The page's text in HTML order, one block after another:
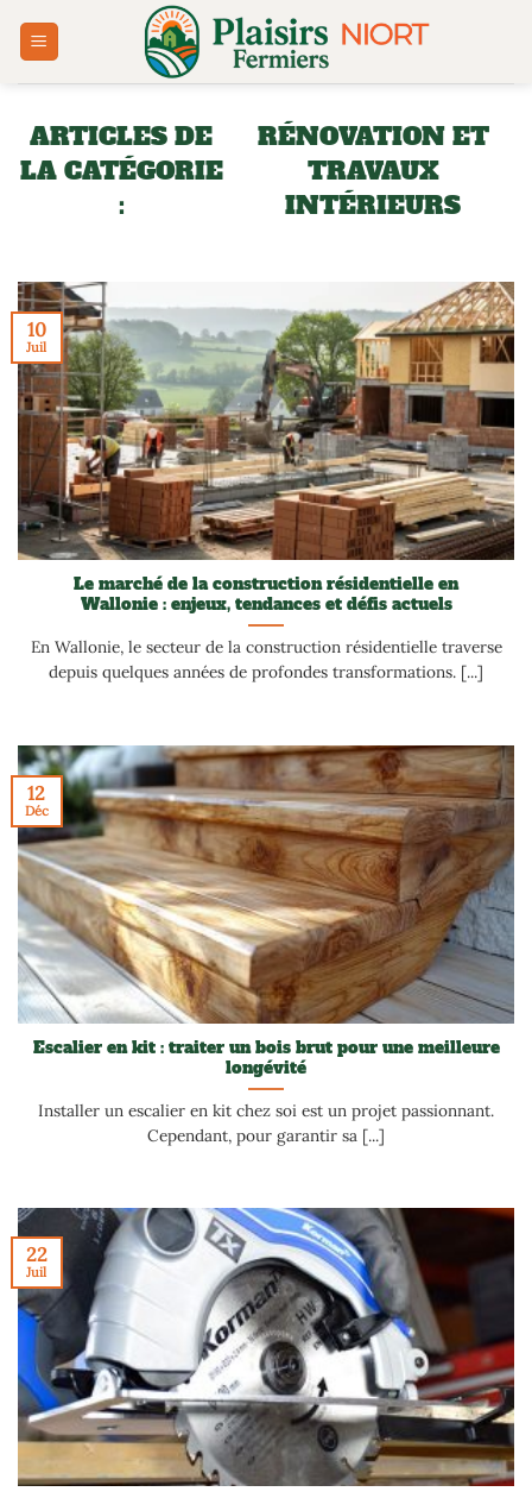
RÉNOVATION ET
TRAVAUX
INTÉRIEURS
Le marché de la construction résidentielle en
Wallonie : enjeux, tendances et défis actuels
En Wallonie, le secteur de la construction résidentielle traverse
depuis quelques années de profondes transformations. [...]
10
Juil
Escalier en kit : traiter un bois brut pour une meilleure
longévité
Installer un escalier en kit chez soi est un projet passionnant.
Cependant, pour garantir sa [...]
12
Déc
22
Juil